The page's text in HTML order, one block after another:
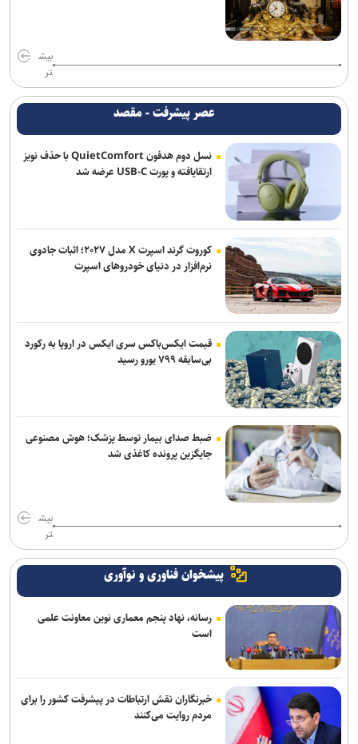
دارو‌های دیابت را از نظر تأثیر بر چربی و عضله بدن با یکدیگر متفاوتند
خبرنگاری رسالتی اخلاقی در مسیر کشف حقیقت و ارتقای سرمایه اجتماعی
از هوش مصنوعی تا تغذیه رایگان؛ بسته تحولی جدید معاونت تربیتی و
مهارتی دانشگاه آزاد
بیش
تر
عصر پیشرفت - مقصد
نسل دوم هدفون QuietComfort با حذف نویز
ارتقایافته و پورت USB-C عرضه شد
کوروت گرند اسپرت X مدل ۲۰۲۷؛ اثبات جادوی
نرم‌افزار در دنیای خودروهای اسپرت
قیمت ایکس‌باکس سری ایکس در اروپا به رکورد
بی‌سابقه ۷۹۹ یورو رسید
ضبط صدای بیمار توسط پزشک؛ هوش مصنوعی
جایگزین پرونده کاغذی شد
بیش
تر
پیشخوان فناوری و نوآوری
رسانه، نهاد پنجم معماری نوین معاونت علمی
است
خبرنگاران نقش ارتباطات در پیشرفت کشور را برای
مردم روایت می‌کنند